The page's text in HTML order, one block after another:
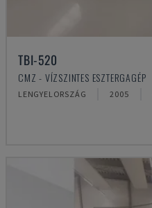
TBI-520
CMZ - VÍZSZINTES ESZTERGAGÉP
LENGYELORSZÁG 2005